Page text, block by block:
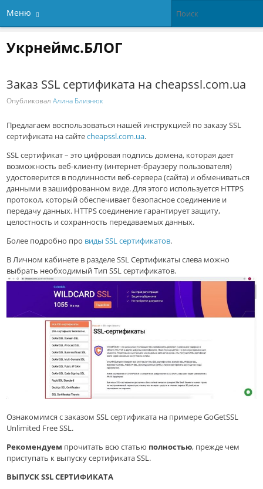
Меню
Укрнеймс.БЛОГ
Заказ SSL сертификата на cheapssl.com.ua
ОпубликовалАлина Близнюк
Предлагаем воспользоваться нашей инструкцией по заказу SSL
сертификата на сайтеcheapssl.com.ua.
SSL сертификат – это цифровая подпись домена, которая дает
возможность веб-клиенту (интернет-браузеру пользователя)
удостоверится в подлинности веб-сервера (сайта) и обмениваться
данными в зашифрованном виде. Для этого используется HTTPS
протокол, который обеспечивает безопасное соединение и
передачу данных. HTTPS соединение гарантирует защиту,
целостность и сохранность передаваемых данных.
Более подробно про виды SSL сертификатов.
В Личном кабинете в разделе SSL Сертификаты слева можно
выбрать необходимый Тип SSL сертификатов.
Ознакомимся с заказом SSL сертификата на примере GoGetSSL
Unlimited Free SSL.
Рекомендуем прочитать всю статью полностью, прежде чем
приступать к выпуску сертификата SSL.
ВЫПУСК SSL СЕРТИФИКАТА